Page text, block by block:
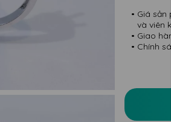
Giá sản
và viên
Giao
Chính